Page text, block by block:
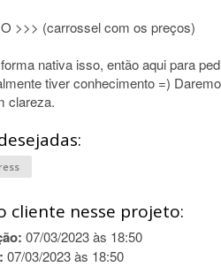
>>> (carrossel com os preços)
nativa isso, então aqui para
tiver conhecimento =)
clareza.
cliente nesse projeto:
07/03/2023 às 18:50
07/03/2023 às 18:50